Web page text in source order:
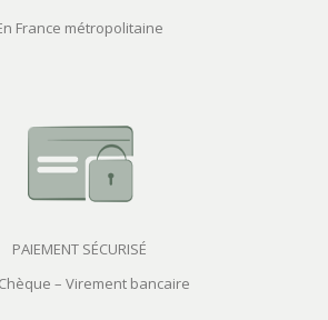
France métropolitaine
PAIEMENT SÉCURISÉ
– Virement bancaire